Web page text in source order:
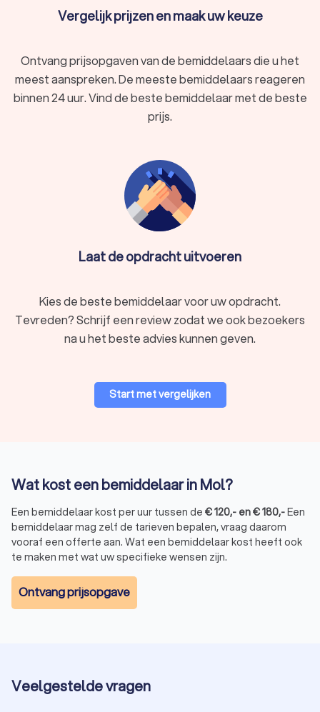
Vergelijk prijzen en maak uw keuze
Ontvang prijsopgaven van de bemiddelaars die u het
meest aanspreken. De meeste bemiddelaars reageren
binnen 24 uur. Vind de beste bemiddelaar met de beste
prijs.
Laat de opdracht uitvoeren
Kies de beste bemiddelaar voor uw opdracht.
Tevreden? Schrijf een review zodat we ook bezoekers
na u het beste advies kunnen geven.
Start met vergelijken
Wat kost een bemiddelaar in Mol?
Een bemiddelaar kost per uur tussen de €120,- en€180,-Een
bemiddelaar mag zelf de tarieven bepalen, vraag daarom
vooraf een offerte aan. Wat een bemiddelaar kost heeft ook
te maken met wat uw specifieke wensen zijn.
Ontvang prijsopgave
Veelgestelde vragen